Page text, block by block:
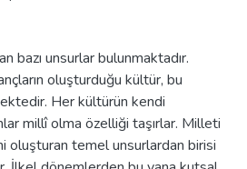
bazı unsurlar bulunmaktadır.
oluşturduğu kültür, bu
Her kültürün kendi
millî olma özelliği taşırlar. Milleti
oluşturan temel unsurlardan birisi